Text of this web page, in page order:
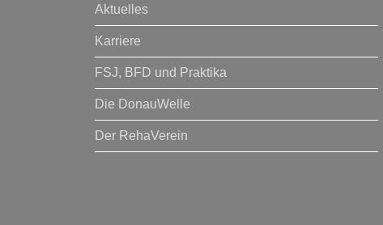
Aktuelles
Karriere
FSJ, BFD und Praktika
Die DonauWelle
Der RehaVerein